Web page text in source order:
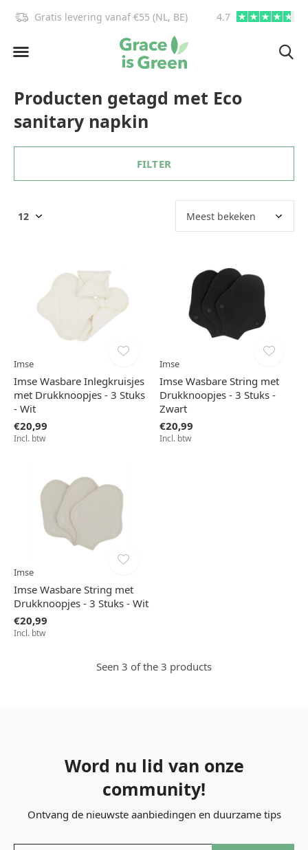
Gratis levering vanaf €55 (NL, BE) 4.7
Producten getagd met Eco
sanitary napkin
FILTER
Imse
Imse Wasbare Inlegkruisjes
met Drukknoopjes - 3 Stuks
- Wit
€20,99
Incl. btw
Imse
Imse Wasbare String met
Drukknoopjes - 3 Stuks -
Zwart
€20,99
Incl. btw
Imse
Imse Wasbare String met
Drukknoopjes - 3 Stuks - Wit
€20,99
Incl. btw
Seen 3 of the 3 products
Word nu lid van onze
community!
Ontvang de nieuwste aanbiedingen en duurzame tips